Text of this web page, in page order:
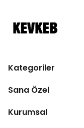
Kategoriler
Sana Özel
Kurumsal